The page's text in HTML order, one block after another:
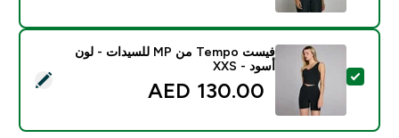
تحديد هذا المنتج - فيست Tempo من MP للسيدات - لون أسود - XXS
فيست Tempo من MP للسيدات - لون
أسود - XXS
130.00 AED‎